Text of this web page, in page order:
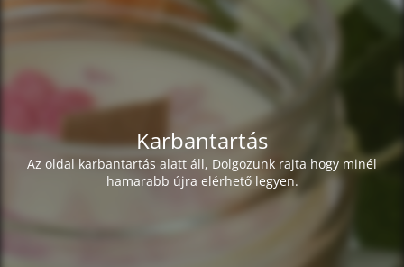
Karbantartás
Az oldal karbantartás alatt áll, Dolgozunk rajta hogy minél
hamarabb újra elérhető legyen.